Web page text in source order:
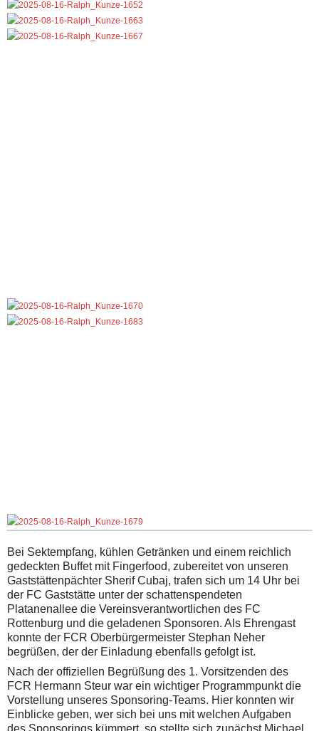
Bei Sektempfang, kühlen Getränken und einem reichlich
gedeckten Buffet mit Fingerfood, zubereitet von unseren
Gaststättenpächter Sherif Cubaj, trafen sich um 14 Uhr bei
der FC Gaststätte unter der schattenspendeten
Platanenallee die Vereinsverantwortlichen des FC
Rottenburg und die geladenen Sponsoren. Als Ehrengast
konnte der FCR Oberbürgermeister Stephan Neher
begrüßen, der der Einladung ebenfalls gefolgt ist.
Nach der offiziellen Begrüßung des 1. Vorsitzenden des
FCR Hermann Steur war ein wichtiger Programmpunkt die
Vorstellung unseres Sponsoring-Teams. Hier konnten wir
Einblicke geben, wer sich bei uns mit welchen Aufgaben
des Sponsorings kümmert, so stellte sich zunächst Michael